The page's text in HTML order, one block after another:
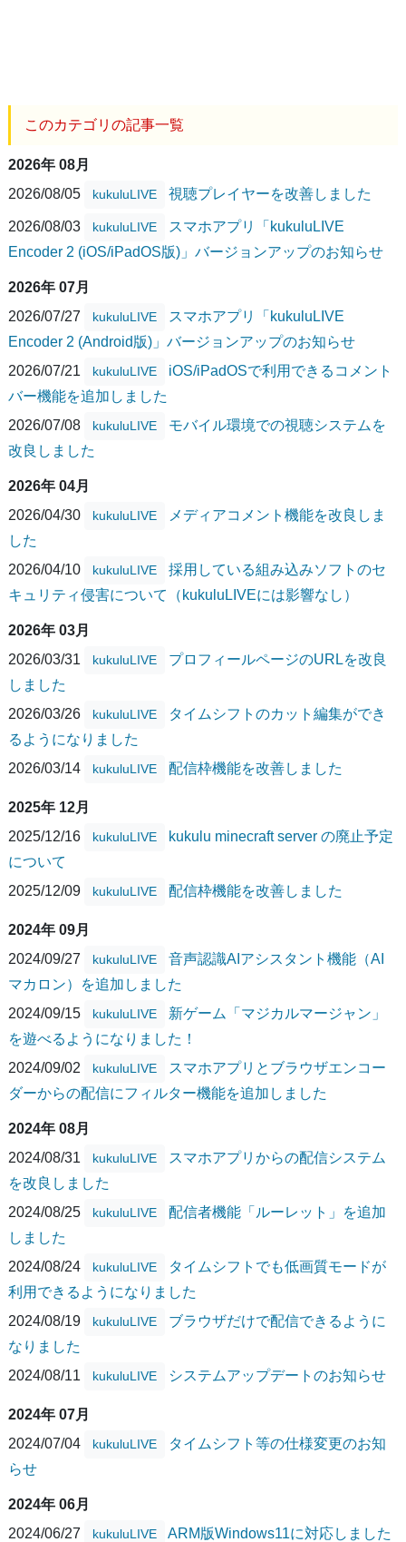
このカテゴリの記事一覧
2026年 08月
2026/08/05
kukuluLIVE 視聴プレイヤーを改善しました
2026/08/03 kukuluLIVE
スマホアプリ「kukuluLIVE
Encoder 2 (iOS/iPadOS版)」バージョンアップのお知らせ
2026年 07月
2026/07/27
kukuluLIVE
スマホアプリ「kukuluLIVE
Encoder 2 (Android版)」バージョンアップのお知らせ
2026/07/21
kukuluLIVE
iOS/iPadOSで利用できるコメント
バー機能を追加しました
2026/07/08
kukuluLIVE
モバイル環境での視聴システムを
改良しました
2026年 04月
2026/04/30
kukuluLIVE
メディアコメント機能を改良しま
した
2026/04/10
kukuluLIVE
採用している組み込みソフトのセ
キュリティ侵害について（kukuluLIVEには影響なし）
2026年 03月
2026/03/31
kukuluLIVE
プロフィールページのURLを改良
しました
2026/03/26
kukuluLIVE
タイムシフトのカット編集ができ
るようになりました
2026/03/14
kukuluLIVE 配信枠機能を改善しました
2025年 12月
2025/12/16
kukuluLIVE
kukulu minecraft server の廃止予定
について
2025/12/09
kukuluLIVE 配信枠機能を改善しました
2024年 09月
2024/09/27
kukuluLIVE
音声認識AIアシスタント機能（AI
マカロン）を追加しました
2024/09/15
kukuluLIVE
新ゲーム「マジカルマージャン」
を遊べるようになりました！
2024/09/02
kukuluLIVE
スマホアプリとブラウザエンコー
ダーからの配信にフィルター機能を追加しました
2024年 08月
2024/08/31
kukuluLIVE
スマホアプリからの配信システム
を改良しました
2024/08/25
kukuluLIVE
配信者機能「ルーレット」を追加
しました
2024/08/24
kukuluLIVE
タイムシフトでも低画質モードが
利用できるようになりました
2024/08/19
kukuluLIVE
ブラウザだけで配信できるように
なりました
2024/08/11
kukuluLIVE システムアップデートのお知らせ
2024年 07月
2024/07/04
kukuluLIVE
タイムシフト等の仕様変更のお知
らせ
2024年 06月
2024/06/27
kukuluLIVE ARM版Windows11に対応しました